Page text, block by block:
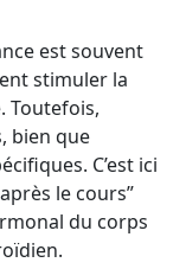
est souvent
stimuler la
Toutefois,
bien que
C’est ici
le cours”
du corps